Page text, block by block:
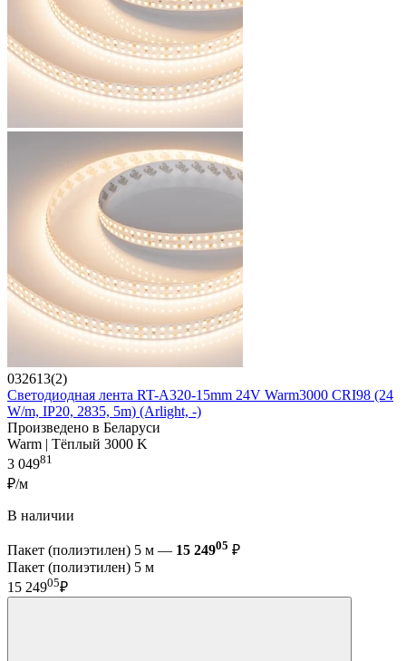
032613(2)
Светодиодная лента RT-A320-15mm 24V Warm3000 CRI98 (24
W/m, IP20, 2835, 5m) (Arlight, -)
Произведено в Беларуси
Warm | Тёплый 3000 K
3 04981
₽/м
В наличии
Пакет (полиэтилен) 5 м — 15 24905 ₽
Пакет (полиэтилен) 5 м
15 24905₽